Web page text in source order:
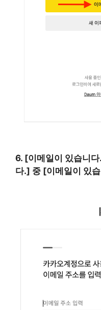
6. [이메일이 있습니
다.] 중 [이메일이 있